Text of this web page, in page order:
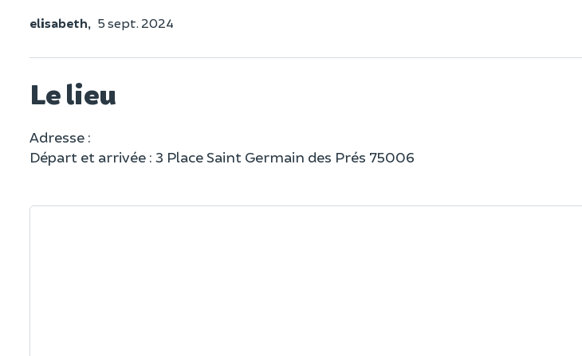
elisabeth, 5 sept. 2024
Le lieu
Adresse :
Départ et arrivée : 3 Place Saint Germain des Prés 75006